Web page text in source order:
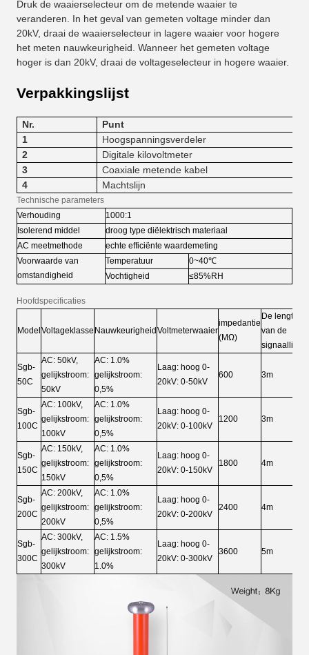
Druk de waaierselecteur om de metende waaier te
veranderen. In het geval van gemeten voltage minder dan
20kV, draai de waaierselecteur in lagere waaier voor hogere
het meten nauwkeurigheid. Wanneer het gemeten voltage
hoger is dan 20kV, draai de voltageselecteur in hogere waaier.
Verpakkingslijst
Nr.
Punt
1
Hoogspanningsverdeler
2
Digitale kilovoltmeter
3
Coaxiale metende kabel
4
Machtslijn
Technische parameters
Verhouding
1000:1
Isolerend middel
droog type diëlektrisch materiaal
AC meetmethode
echte efficiënte waardemeting
Voorwaarde van
omstandigheid
Temperatuur
0~40℃
Vochtigheid
≤85%RH
Hoofdspecificaties
ModelVoltageklasse NauwkeurigheidVoltmeterwaaier
impedantie
(MΩ)
De lengte
van de
signaallijn
Sgb-
50C
AC: 50kV,
gelijkstroom:
50kV
AC: 1.0%
gelijkstroom:
0,5%
Laag: hoog 0-
20kV: 0-50kV
600 3m
Sgb-
100C
AC: 100kV,
gelijkstroom:
100kV
AC: 1.0%
gelijkstroom:
0,5%
Laag: hoog 0-
20kV: 0-100kV
1200 3m
Sgb-
150C
AC: 150kV,
gelijkstroom:
150kV
AC: 1.0%
gelijkstroom:
0,5%
Laag: hoog 0-
20kV: 0-150kV
1800 4m
Sgb-
200C
AC: 200kV,
gelijkstroom:
200kV
AC: 1.0%
gelijkstroom:
0,5%
Laag: hoog 0-
20kV: 0-200kV
2400 4m
Sgb-
300C
AC: 300kV,
gelijkstroom:
300kV
AC: 1.5%
gelijkstroom:
1.0%
Laag: hoog 0-
20kV: 0-300kV
3600 5m